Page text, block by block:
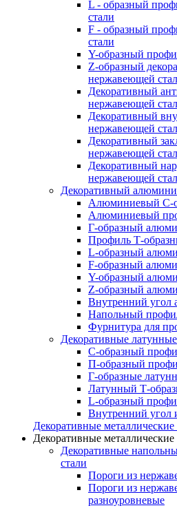
L - образный
стали
F - образный
стали
Y-образный
Z-образный
нержавеющей
Декоративный
нержавеющей
Декоративный
нержавеющей
Декоративный
нержавеющей
Декоративный
нержавеющей
Декоративный
Алюминиевый С-
Алюминиевый
Г-образный
Профиль Т-
L-образный
F-образный
Y-образный
Z-образный
Внутренний
Напольный
Фурнитура для
Декоративные
C-образный
П-образный
Г-образные
Латунный Т-
L-образный
Внутренний угол
Декоративные
Декоративные
Декоративные
стали
Пороги из
Пороги из
разноуровневые